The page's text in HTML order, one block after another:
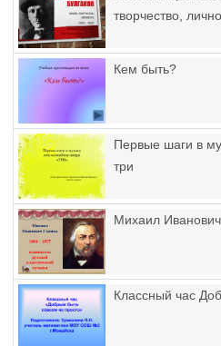
творчество,
Кем быть?
Первые шаги в
три
Михаил
Классный час